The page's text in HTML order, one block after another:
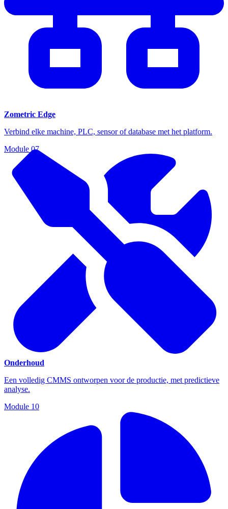
Zometric Edge
Verbind elke machine, PLC, sensor of database met het platform.
Module 07
Onderhoud
Een volledig CMMS ontworpen voor de productie, met predictieve
analyse.
Module 10